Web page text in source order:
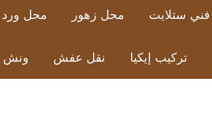
فني ستلايت محل زهور محل ورد
تركيب إيكيا نقل عفش ونش